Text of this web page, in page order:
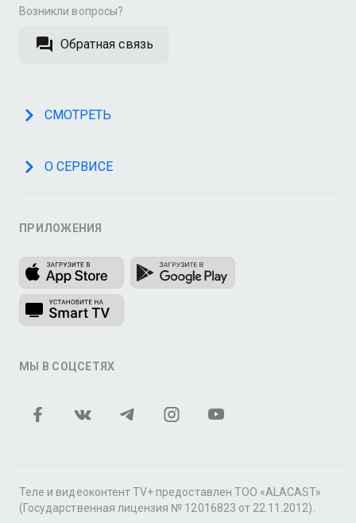
Возникли вопросы?
Обратная связь
СМОТРЕТЬ
О СЕРВИСЕ
ПРИЛОЖЕНИЯ
МЫ В СОЦСЕТЯХ
Теле и видеоконтент TV+ предоставлен ТОО «ALACAST»
(Государственная лицензия № 12016823 от 22.11.2012).